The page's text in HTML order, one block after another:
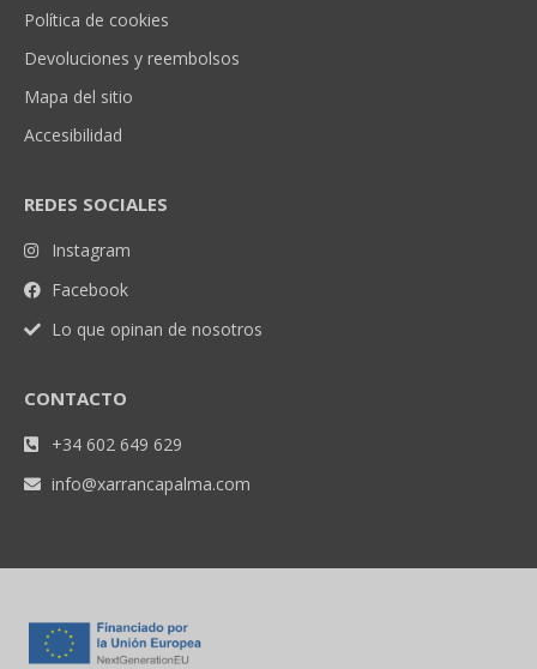
Política de cookies
Devoluciones y reembolsos
Mapa del sitio
Accesibilidad
REDES SOCIALES
Instagram
Facebook
Lo que opinan de nosotros
CONTACTO
+34 602 649 629
info@xarrancapalma.com